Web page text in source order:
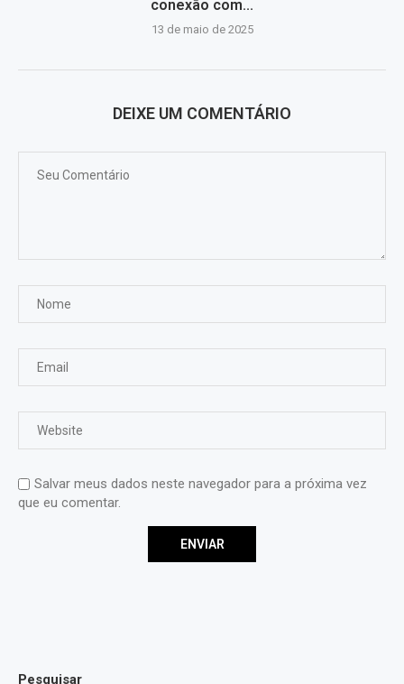
conexão com...
13 de maio de 2025
DEIXE UM COMENTÁRIO
Salvar meus dados neste navegador para a próxima vez
que eu comentar.
Pesquisar